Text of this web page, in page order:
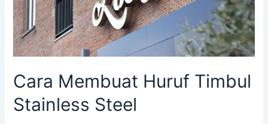
Cara Membuat Huruf Timbul
Stainless Steel